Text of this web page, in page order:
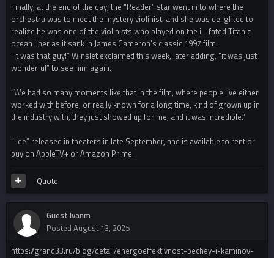
Finally, at the end of the day, the “Reader” star went in to where the
orchestra was to meet the mystery violinist, and she was delighted to
realize he was one of the violinists who played on the ill-fated Titanic
ocean liner as it sank in James Cameron’s classic 1997 film.
“It was that guy!” Winslet exclaimed this week, later adding, “it was just
wonderful” to see him again.
“We had so many moments like that in the film, where people I’ve either
worked with before, or really known for a long time, kind of grown up in
the industry with, they just showed up for me, and it was incredible.”
“Lee” released in theaters in late September, and is available to rent or
buy on AppleTV+ or Amazon Prime.
Quote
Guest Ivanm
Posted August 13, 2025
https://grand33.ru/blog/detail/energoeffektivnost-pechey-i-kaminov-